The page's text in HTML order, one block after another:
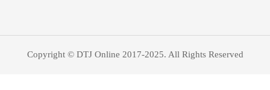
Copyright © DTJ Online 2017-2025. All Rights Reserved